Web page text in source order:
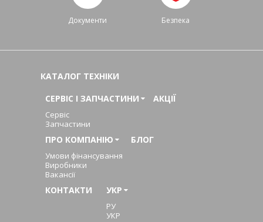
Документи Безпека
КАТАЛОГ ТЕХНІКИ
СЕРВІС І ЗАПЧАСТИНИ
Сервіс
Запчастини
АКЦІЇ
ПРО КОМПАНІЮ
Умови фінансування
Виробники
Вакансії
БЛОГ
КОНТАКТИ УКР
РУ
УКР